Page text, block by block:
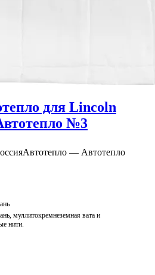
для Lincoln
№3
Автотепло — Автотепло
муллитокремнеземная вата и
нити.